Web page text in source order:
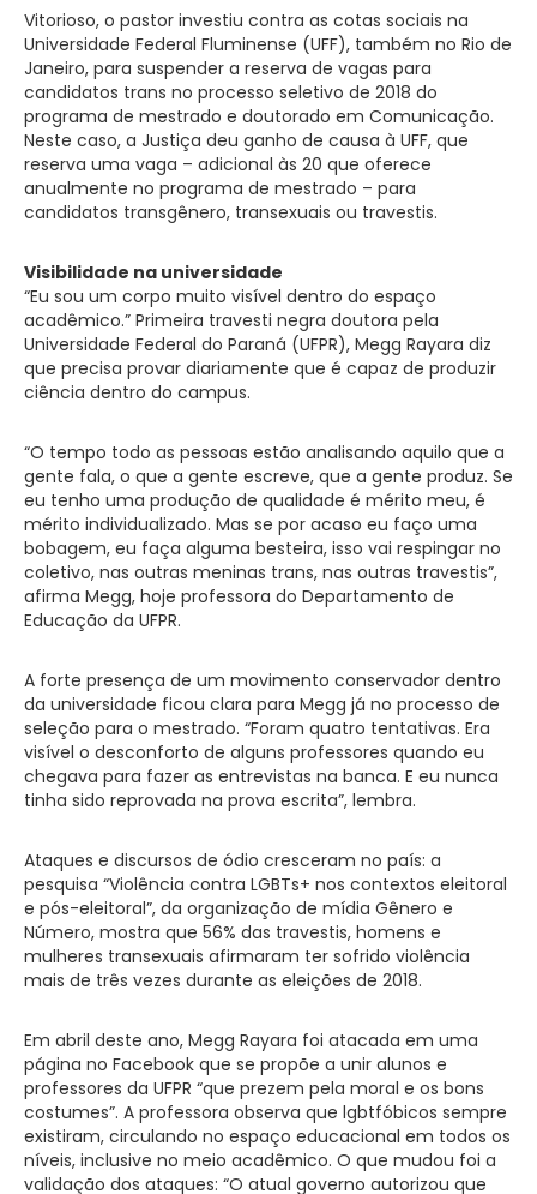
Vitorioso, o pastor investiu contra as cotas sociais na
Universidade Federal Fluminense (UFF), também no Rio de
Janeiro, para suspender a reserva de vagas para
candidatos trans no processo seletivo de 2018 do
programa de mestrado e doutorado em Comunicação.
Neste caso, a Justiça deu ganho de causa à UFF, que
reserva uma vaga – adicional às 20 que oferece
anualmente no programa de mestrado – para
candidatos transgênero, transexuais ou travestis.
Visibilidade na universidade
“Eu sou um corpo muito visível dentro do espaço
acadêmico.” Primeira travesti negra doutora pela
Universidade Federal do Paraná (UFPR), Megg Rayara diz
que precisa provar diariamente que é capaz de produzir
ciência dentro do campus.
“O tempo todo as pessoas estão analisando aquilo que a
gente fala, o que a gente escreve, que a gente produz. Se
eu tenho uma produção de qualidade é mérito meu, é
mérito individualizado. Mas se por acaso eu faço uma
bobagem, eu faça alguma besteira, isso vai respingar no
coletivo, nas outras meninas trans, nas outras travestis”,
afirma Megg, hoje professora do Departamento de
Educação da UFPR.
A forte presença de um movimento conservador dentro
da universidade ficou clara para Megg já no processo de
seleção para o mestrado. “Foram quatro tentativas. Era
visível o desconforto de alguns professores quando eu
chegava para fazer as entrevistas na banca. E eu nunca
tinha sido reprovada na prova escrita”, lembra.
Ataques e discursos de ódio cresceram no país: a
pesquisa “Violência contra LGBTs+ nos contextos eleitoral
e pós-eleitoral”, da organização de mídia Gênero e
Número, mostra que 56% das travestis, homens e
mulheres transexuais afirmaram ter sofrido violência
mais de três vezes durante as eleições de 2018.
Em abril deste ano, Megg Rayara foi atacada em uma
página no Facebook que se propõe a unir alunos e
professores da UFPR “que prezem pela moral e os bons
costumes”. A professora observa que lgbtfóbicos sempre
existiram, circulando no espaço educacional em todos os
níveis, inclusive no meio acadêmico. O que mudou foi a
validação dos ataques: “O atual governo autorizou que